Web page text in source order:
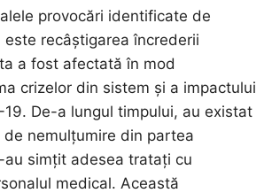
provocări identificate de
recâștigarea încrederii
a fost afectată în mod
crizelor din sistem și a impactului
19. De-a lungul timpului, au existat
de nemulțumire din partea
au simțit adesea tratați cu
medical. Această